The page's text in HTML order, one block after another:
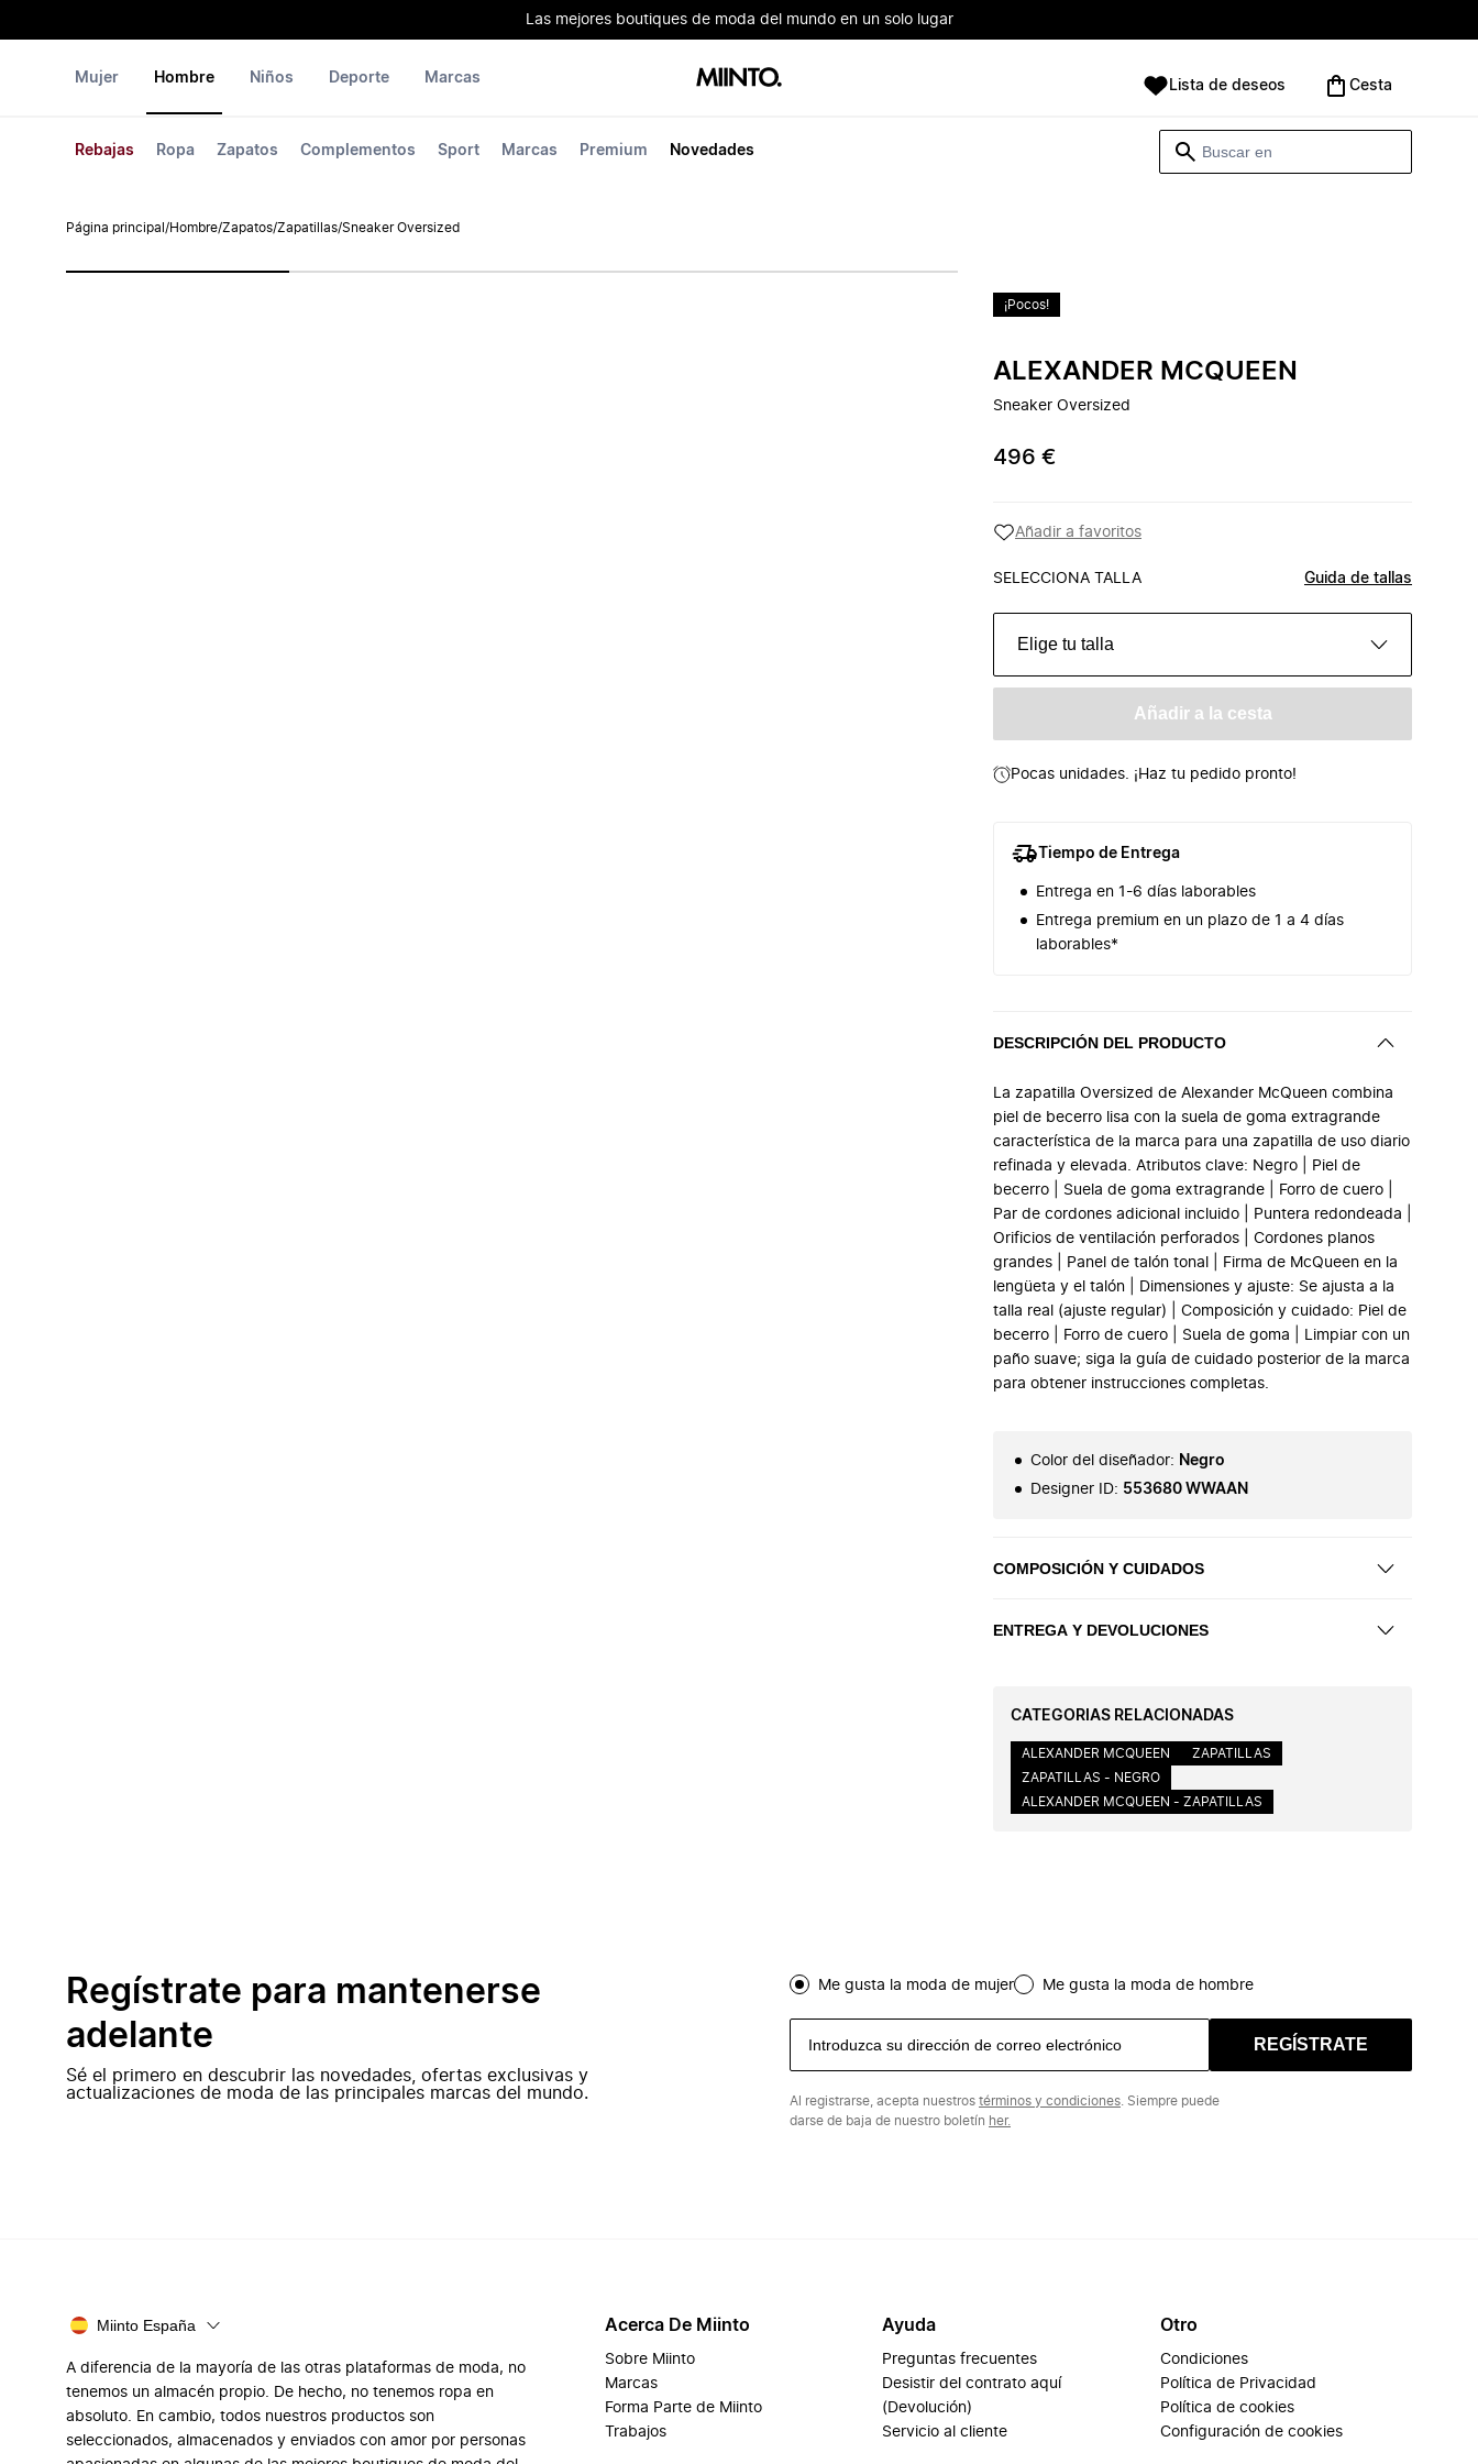
Las mejores boutiques de moda del mundo en un solo lugar
Mujer Hombre
Rebajas Ropa Zapatos Complementos Sport Marcas Premium Novedades
Niños Deporte Marcas Lista de deseos Cesta
Página principal /Hombre/Zapatos/Zapatillas/Sneaker Oversized
¡Pocos!
ALEXANDER MCQUEEN
Sneaker Oversized
496 €
Añadir a favoritos
SELECCIONA TALLA Guida de tallas
Elige tu talla
Añadir a la cesta
Pocas unidades. ¡Haz tu pedido pronto!
Tiempo de Entrega
Entrega en 1-6 días laborables
Entrega premium en un plazo de 1 a 4 días
laborables*
DESCRIPCIÓN DEL PRODUCTO
La zapatilla Oversized de Alexander McQueen combina
piel de becerro lisa con la suela de goma extragrande
característica de la marca para una zapatilla de uso diario
refinada y elevada. Atributos clave: Negro | Piel de
becerro | Suela de goma extragrande | Forro de cuero |
Par de cordones adicional incluido | Puntera redondeada |
Orificios de ventilación perforados | Cordones planos
grandes | Panel de talón tonal | Firma de McQueen en la
lengüeta y el talón | Dimensiones y ajuste: Se ajusta a la
talla real (ajuste regular) | Composición y cuidado: Piel de
becerro | Forro de cuero | Suela de goma | Limpiar con un
paño suave; siga la guía de cuidado posterior de la marca
para obtener instrucciones completas.
Color del diseñador: Negro
Designer ID: 553680 WWAAN
COMPOSICIÓN Y CUIDADOS
ENTREGA Y DEVOLUCIONES
CATEGORIAS RELACIONADAS
ALEXANDER MCQUEEN
ZAPATILLAS
ZAPATILLAS - NEGRO
ALEXANDER MCQUEEN - ZAPATILLAS
Regístrate para mantenerse
adelante
Sé el primero en descubrir las novedades, ofertas exclusivas y
actualizaciones de moda de las principales marcas del mundo.
Me gusta la moda de mujer Me gusta la moda de hombre
REGÍSTRATE
Al registrarse, acepta nuestros términos y condiciones . Siempre puede
darse de baja de nuestro boletín her.
Miinto España
A diferencia de la mayoría de las otras plataformas de moda, no
tenemos un almacén propio. De hecho, no tenemos ropa en
absoluto. En cambio, todos nuestros productos son
seleccionados, almacenados y enviados con amor por personas
Acerca De Miinto
Sobre Miinto
Marcas
Forma Parte de Miinto
Trabajos
Ayuda
Preguntas frecuentes
Desistir del contrato aquí
(Devolución)
Servicio al cliente
Otro
Condiciones
Política de Privacidad
Política de cookies
Configuración de cookies